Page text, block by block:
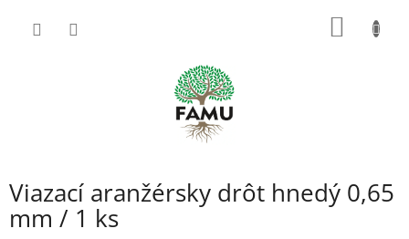
Viazací aranžérsky drôt hnedý 0,65
mm / 1 ks